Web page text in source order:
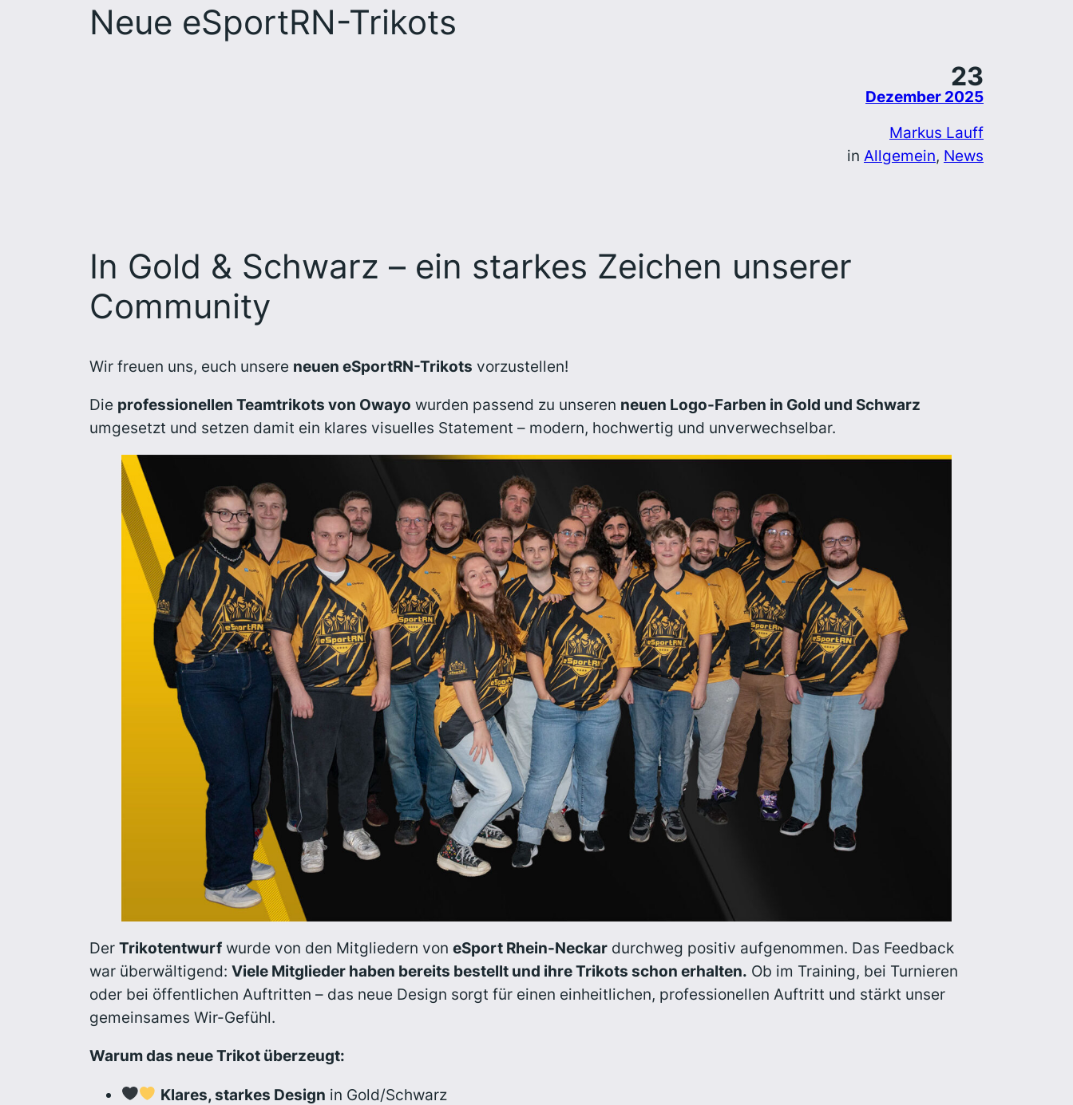
Neue eSportRN-Trikots
23
Dezember 2025
Markus Lauff
in Allgemein, News
In Gold & Schwarz – ein starkes Zeichen unserer
Community
Wir freuen uns, euch unsere neuen eSportRN-Trikots vorzustellen!
Die professionellen Teamtrikots von Owayo wurden passend zu unseren neuen Logo-Farben in Gold und Schwarz
umgesetzt und setzen damit ein klares visuelles Statement – modern, hochwertig und unverwechselbar.
Der Trikotentwurf wurde von den Mitgliedern von eSport Rhein-Neckar durchweg positiv aufgenommen. Das Feedback
war überwältigend: Viele Mitglieder haben bereits bestellt und ihre Trikots schon erhalten. Ob im Training, bei Turnieren
oder bei öffentlichen Auftritten – das neue Design sorgt für einen einheitlichen, professionellen Auftritt und stärkt unser
gemeinsames Wir-Gefühl.
Warum das neue Trikot überzeugt:
Klares, starkes Design in Gold/Schwarz